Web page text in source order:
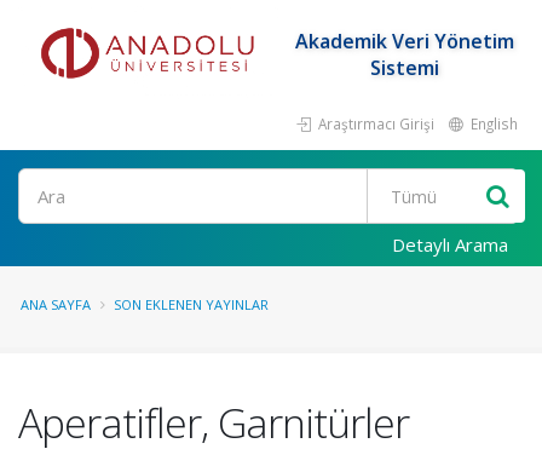
Akademik Veri Yönetim
Sistemi
Araştırmacı Girişi English
Ara
Detaylı Arama
ANA SAYFA SON EKLENEN YAYINLAR
Aperatifler, Garnitürler